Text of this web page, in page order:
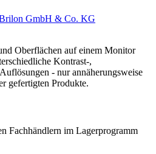
GmbH & Co. KG
Oberflächen auf einem Monitor
Kontrast-,
- nur annäherungsweise
gefertigten Produkte.
Fachhändlern im Lagerprogramm